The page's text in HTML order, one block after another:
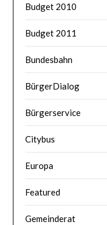
Budget 2010
Budget 2011
Bundesbahn
BürgerDialog
Bürgerservice
Citybus
Europa
Featured
Gemeinderat